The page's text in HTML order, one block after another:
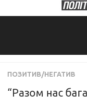
ПОЗИТИВ/НЕГАТИВ
“Разом нас